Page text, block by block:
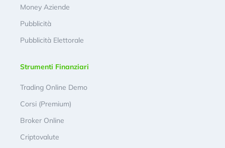
Money Aziende
Pubblicità
Pubblicità Elettorale
Strumenti Finanziari
Trading Online Demo
Corsi (Premium)
Broker Online
Criptovalute